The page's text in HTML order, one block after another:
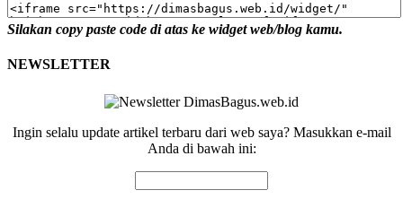
Silakan copy paste code di atas ke widget web/blog kamu.
NEWSLETTER
Ingin selalu update artikel terbaru dari web saya? Masukkan e-mail
Anda di bawah ini: